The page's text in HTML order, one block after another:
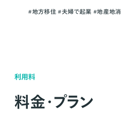
#地方移住 #夫婦で起業 #地産地消
利用料
料金・プラン